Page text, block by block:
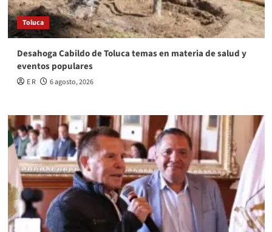
Toluca
Desahoga Cabildo de Toluca temas en materia de salud y
eventos populares
E R 6 agosto, 2026